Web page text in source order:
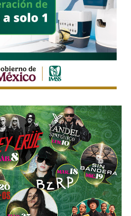
tiene varias señales que indican
es de 50 km/h, algunas casi
Ayuntamiento- pero en los
autos voladores,en ninguno de
del vehículo estaba por debajo
parte de lasautoridades
no anunciaron a tiempo el tope